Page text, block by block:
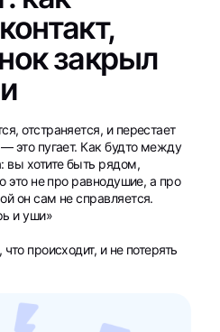
закрыл
отстраняется, и перестает
это пугает. Как будто между
вы хотите быть рядом,
это не про равнодушие, а про
он сам не справляется.
и уши»
происходит, и не потерять